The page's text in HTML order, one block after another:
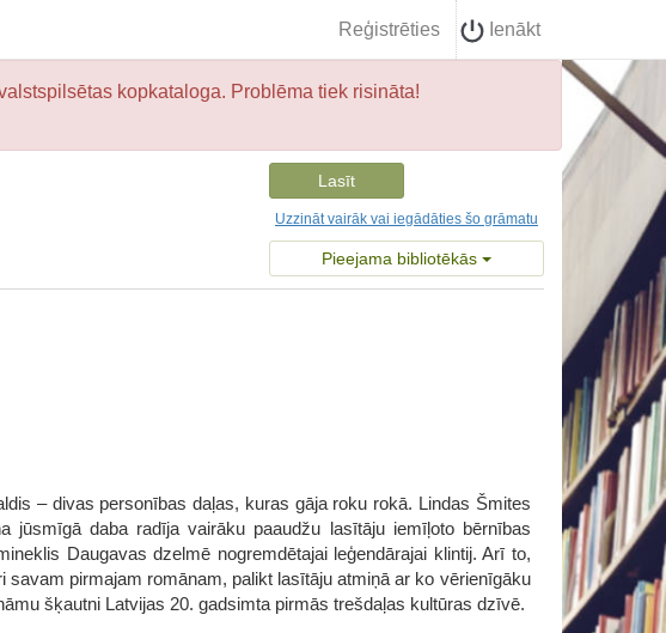
Reģistrēties Ienākt
kopkataloga. Problēma tiek risināta!
Lasīt
Uzzināt vairāk vai iegādāties šo grāmatu
Pieejama bibliotēkās
– divas personības daļas, kuras gāja roku rokā. Lindas Šmites
jūsmīgā daba radīja vairāku paaudžu lasītāju iemīļoto bērnības
Daugavas dzelmē nogremdētajai leģendārajai klintij. Arī to,
savam pirmajam romānam, palikt lasītāju atmiņā ar ko vērienīgāku
šķautni Latvijas 20. gadsimta pirmās trešdaļas kultūras dzīvē.